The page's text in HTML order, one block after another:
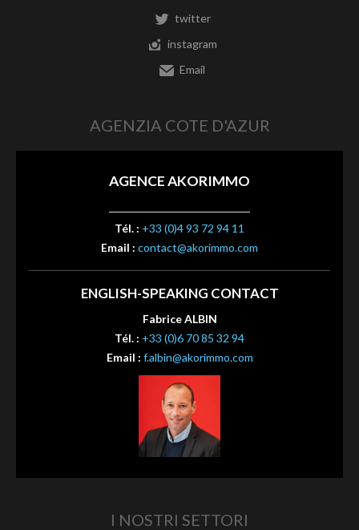
twitter
instagram
Email
AGENZIA COTE D'AZUR
AGENCE AKORIMMO
Tél. : +33 (0)4 93 72 94 11
Email : contact@akorimmo.com
ENGLISH-SPEAKING CONTACT
Fabrice ALBIN
Tél. : +33 (0)6 70 85 32 94
Email : f.albin@akorimmo.com
I NOSTRI SETTORI